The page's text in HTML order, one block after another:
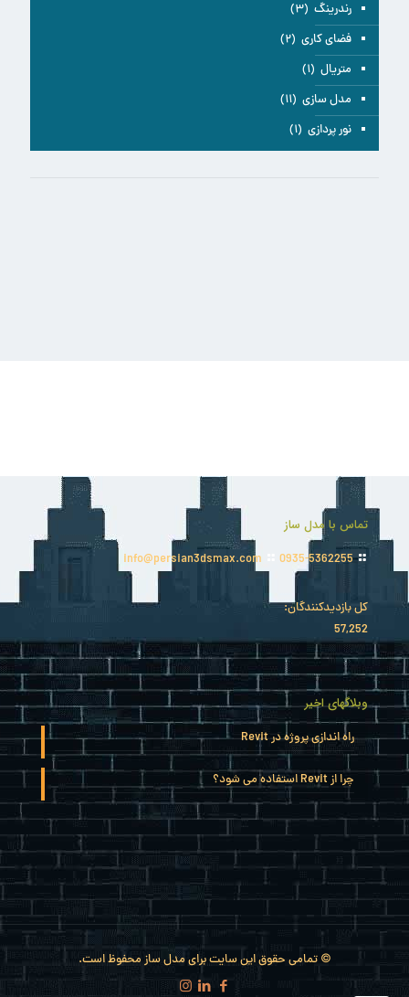
رندرینگ (۳)
فضای کاری (۲)
متریال (۱)
مدل سازی (۱۱)
نور پردازی (۱)
تماس با مدل ساز
0935-5362255
کل بازدیدکنند‌گان:
57,252
وبلاگهای اخیر
راه اندازی پروژه در Revit
چرا از Revit استفاده می شود؟
© تمامی حقوق این سایت برای مدل ساز محفوظ است.